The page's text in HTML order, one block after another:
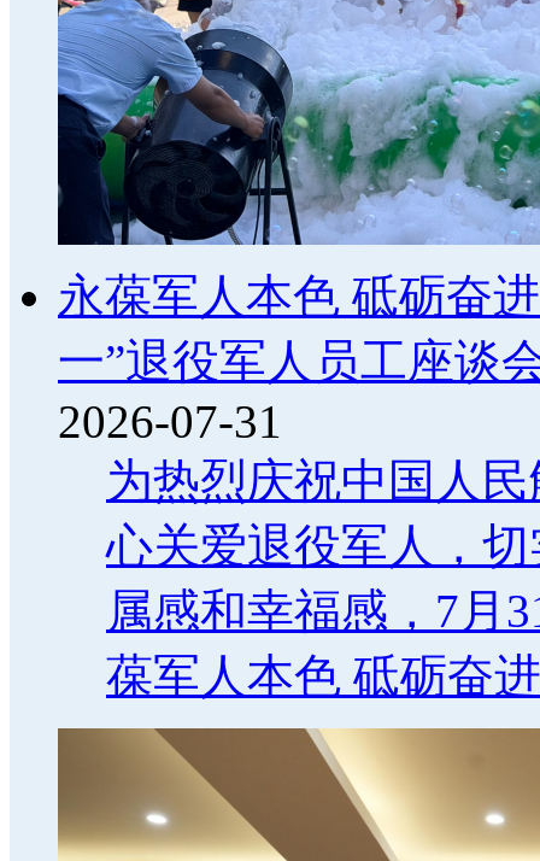
永葆军人本色 砥砺奋
一”退役军人员工座谈
2026-07-31
为热烈庆祝中国人
心关爱退役军人，
属感和幸福感，7月
葆军人本色 砥砺奋